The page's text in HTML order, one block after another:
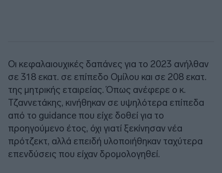
Οι κεφαλαιουχικές δαπάνες για το 2023 ανήλθαν
σε 318 εκατ. σε επίπεδο Ομίλου και σε 208 εκατ.
της μητρικής εταιρείας. Όπως ανέφερε ο κ.
Τζαννετάκης, κινήθηκαν σε υψηλότερα επίπεδα
από το guidance που είχε δοθεί για το
προηγούμενο έτος, όχι γιατί ξεκίνησαν νέα
πρότζεκτ, αλλά επειδή υλοποιήθηκαν ταχύτερα
επενδύσεις που είχαν δρομολογηθεί.